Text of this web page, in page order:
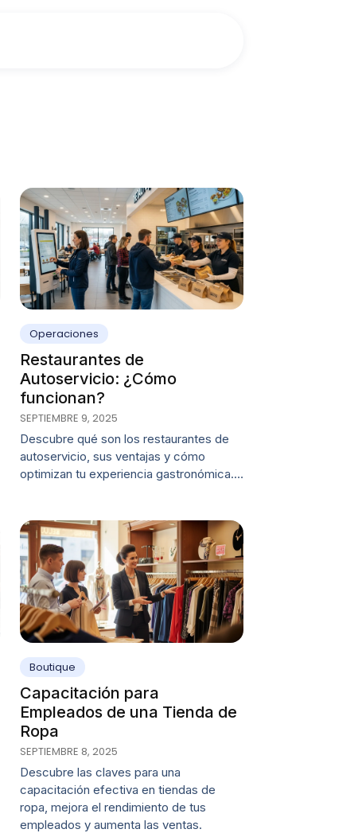
Operaciones
Restaurantes de
Autoservicio: ¿Cómo
funcionan?
SEPTIEMBRE 9, 2025
Descubre qué son los restaurantes de
autoservicio, sus ventajas y cómo
optimizan tu experiencia gastronómica.…
Boutique
Capacitación para
Empleados de una Tienda de
Ropa
SEPTIEMBRE 8, 2025
Descubre las claves para una
capacitación efectiva en tiendas de
ropa, mejora el rendimiento de tus
empleados y aumenta las ventas.